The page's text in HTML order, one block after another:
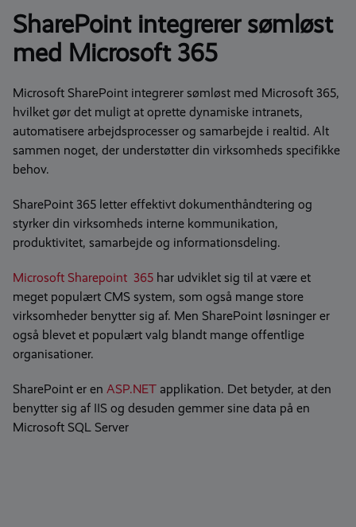
SharePoint integrerer sømløst
med Microsoft 365
Microsoft SharePoint integrerer sømløst med Microsoft 365,
hvilket gør det muligt at oprette dynamiske intranets,
automatisere arbejdsprocesser og samarbejde i realtid. Alt
sammen noget, der understøtter din virksomheds specifikke
behov.
SharePoint 365 letter effektivt dokumenthåndtering og
styrker din virksomheds interne kommunikation,
produktivitet, samarbejde og informationsdeling.
Microsoft Sharepoint 365 har udviklet sig til at være et
meget populært CMS system, som også mange store
virksomheder benytter sig af. Men SharePoint løsninger er
også blevet et populært valg blandt mange offentlige
organisationer.
SharePoint er en ASP.NET applikation. Det betyder, at den
benytter sig af IIS og desuden gemmer sine data på en
Microsoft SQL Server